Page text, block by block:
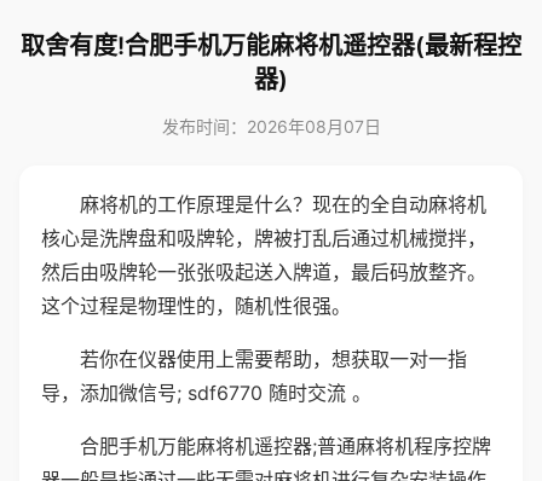
取舍有度!合肥手机万能麻将机遥控器(最新程控
器)
发布时间：2026年08月07日
麻将机的工作原理是什么？现在的全自动麻将机
核心是洗牌盘和吸牌轮，牌被打乱后通过机械搅拌，
然后由吸牌轮一张张吸起送入牌道，最后码放整齐。
这个过程是物理性的，随机性很强。
若你在仪器使用上需要帮助，想获取一对一指
导，添加微信号; sdf6770 随时交流 。
合肥手机万能麻将机遥控器;普通麻将机程序控牌